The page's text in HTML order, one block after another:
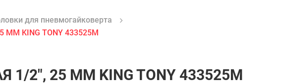
для пневмогайковерта
KING TONY 433525M
2", 25 ММ KING TONY 433525M